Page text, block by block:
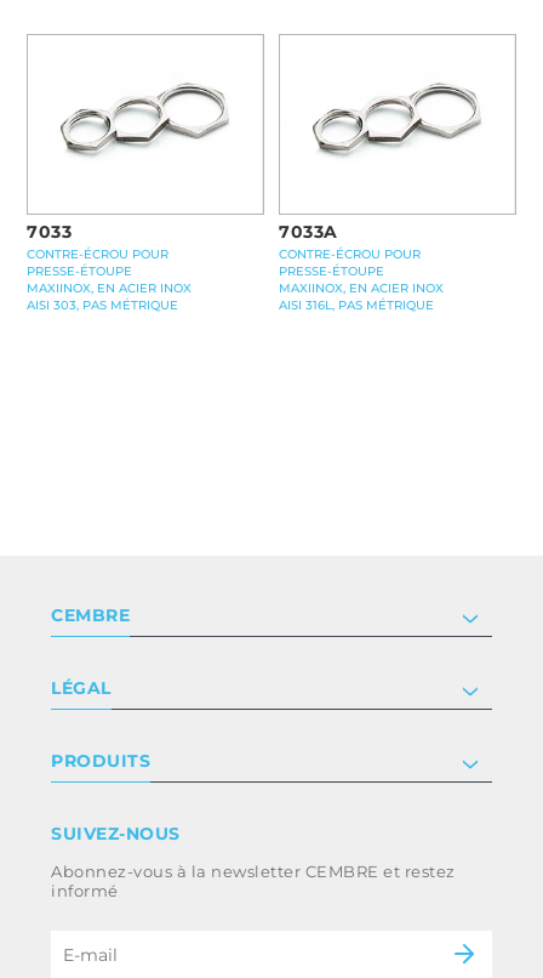
7033
CONTRE-ÉCROU POUR
PRESSE-ÉTOUPE
MAXIINOX, EN ACIER INOX
AISI 303, PAS MÉTRIQUE
7033A
CONTRE-ÉCROU POUR
PRESSE-ÉTOUPE
MAXIINOX, EN ACIER INOX
AISI 316L, PAS MÉTRIQUE
CEMBRE
Société
Certificat
Nous rejoindre
LÉGAL
Termes et conditions
Whistleblowing
Code d’éthique et politique anti-corruption
du groupe
PRODUITS
Énergie
B2B Disclaimer
SUIVEZ-NOUS
Abonnez-vous à la newsletter CEMBRE et restez
informé